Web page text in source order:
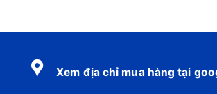
Xem địa chỉ mua hàng tại